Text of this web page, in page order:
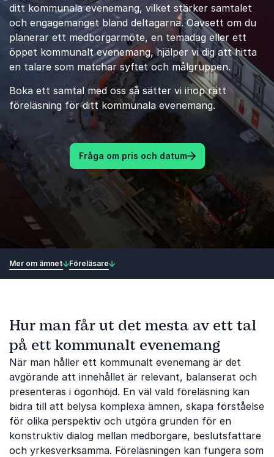
ditt kommunala evenemang, vilket stärker samtalet
och engagemanget bland deltagarna. Oavsett om du
planerar ett medborgarmöte, en temadag eller ett
öppet kommunalt evenemang, hjälper vi dig att hitta
en talare som matchar syftet och målgruppen.
Boka ett samtal med oss ​​så sätter vi ihop rätt
föreläsning för ditt kommunala evenemang.
Fråga om pris och datum
Mer om ämnet Föreläsare
Hur man får ut det mesta av ett tal
på ett kommunalt evenemang
När man håller ett kommunalt evenemang är det
avgörande att innehållet är relevant, balanserat och
presenteras i ögonhöjd. En väl vald föreläsning kan
bidra till att belysa komplexa ämnen, skapa förståelse
för olika perspektiv och utgöra grunden för en
konstruktiv dialog mellan medborgare, beslutsfattare
och yrkesverksamma. Föreläsningen kan fungera som